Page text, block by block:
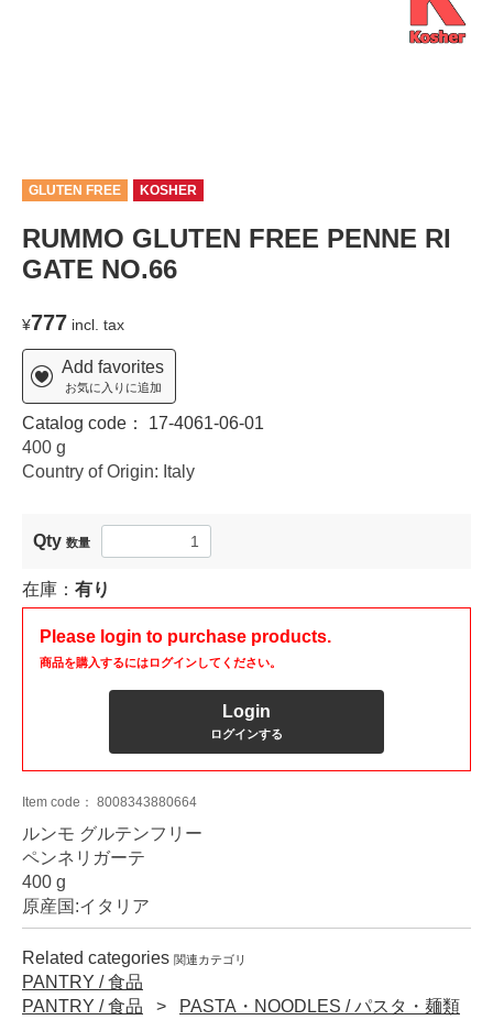
GLUTEN FREE KOSHER
RUMMO GLUTEN FREE PENNE RI
GATE NO.66
¥777 incl. tax
Add favorites
お気に入りに追加
Catalog code： 17-4061-06-01
400 g
Country of Origin: Italy
Qty 数量
在庫： 有り
Please login to purchase products.
商品を購入するにはログインしてください。
Login
ログインする
Item code： 8008343880664
ルンモ グルテンフリー
ペンネリガーテ
400 g
原産国:イタリア
Related categories 関連カテゴリ
PANTRY / 食品
PANTRY / 食品
PASTA・NOODLES / パスタ・麺類